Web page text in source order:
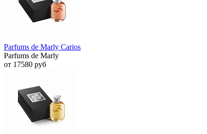
Parfums de Marly Carios
Parfums de Marly
от 17580 руб